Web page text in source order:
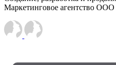
Маркетинговое агентство